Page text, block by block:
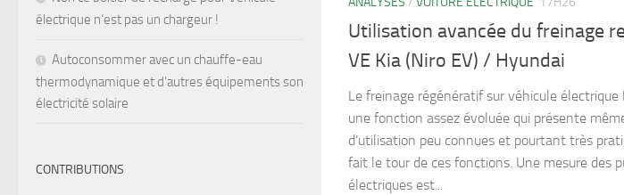
Utilisation avancée du freinage
VE Kia (Niro EV) / Hyundai
Le freinage régénératif sur véhicule
une fonction assez évoluée qui présente
d’utilisation peu connues et pourtant très
fait le tour de ces fonctions. Une mesure des
électriques est...
électrique n’est pas un chargeur !
Autoconsommer avec un chauffe-eau
thermodynamique et d’autres équipements son
électricité solaire
CONTRIBUTIONS